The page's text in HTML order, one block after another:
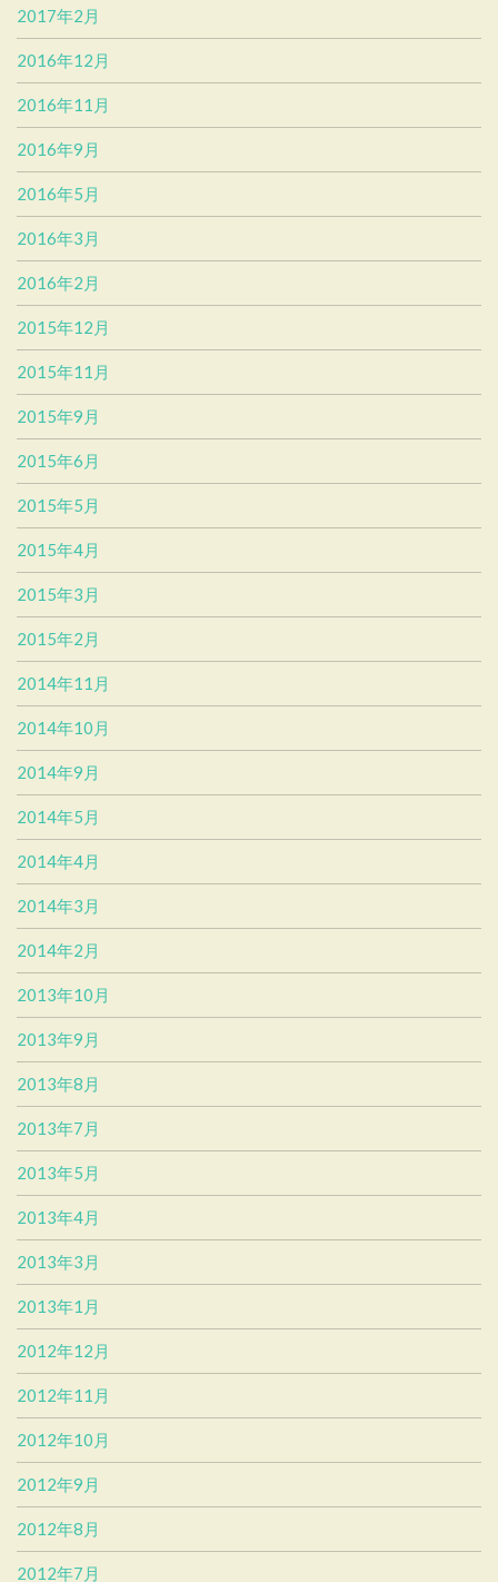
2017年2月
2016年12月
2016年11月
2016年9月
2016年5月
2016年3月
2016年2月
2015年12月
2015年11月
2015年9月
2015年6月
2015年5月
2015年4月
2015年3月
2015年2月
2014年11月
2014年10月
2014年9月
2014年5月
2014年4月
2014年3月
2014年2月
2013年10月
2013年9月
2013年8月
2013年7月
2013年5月
2013年4月
2013年3月
2013年1月
2012年12月
2012年11月
2012年10月
2012年9月
2012年8月
2012年7月